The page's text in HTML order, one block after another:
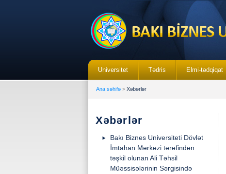
Universitet Tədris Elmi-tədqiqat
Ana səhifə > Xəbərlər
Xəbərlər
Bakı Biznes Universiteti Dövlət
İmtahan Mərkəzi tərəfindən
təşkil olunan Ali Təhsil
Müəssisələrinin Sərgisində